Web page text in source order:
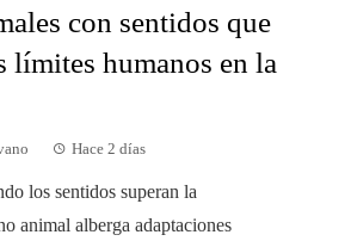
con sentidos que
límites humanos en la
Hace 2 días
los sentidos superan la
animal alberga adaptaciones